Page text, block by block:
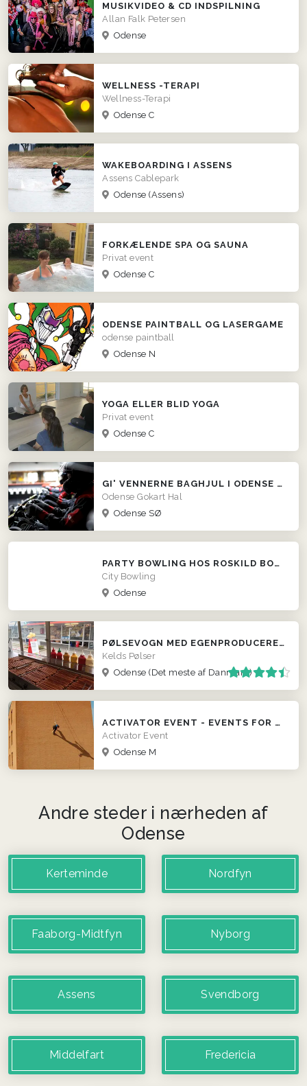
MUSIKVIDEO & CD INDSPILNING
Allan Falk Petersen
Odense
WELLNESS -TERAPI
Wellness-Terapi
Odense C
WAKEBOARDING I ASSENS
Assens Cablepark
Odense(Assens)
FORKÆLENDE SPA OG SAUNA
Privat event
Odense C
ODENSE PAINTBALL OG LASERGAME
odense paintball
Odense N
YOGA ELLER BLID YOGA
Privat event
Odense C
GI' VENNERNE BAGHJUL I ODENSE GOKART HAL
Odense Gokart Hal
Odense SØ
PARTY BOWLING HOS ROSKILD BOWLING CENTER
City Bowling
Odense
PØLSEVOGN MED EGENPRODUCEREDE PØLSER
Kelds Pølser
Odense(Det meste af Danmark)
ACTIVATOR EVENT - EVENTS FOR ALLE!
Activator Event
Odense M
Andre steder i nærheden af
Odense
Kerteminde Nordfyn
Faaborg-Midtfyn Nyborg
Assens Svendborg
Middelfart Fredericia